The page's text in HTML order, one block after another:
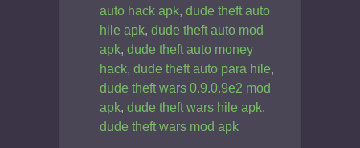
auto hack apk, dude theft auto
hile apk, dude theft auto mod
apk, dude theft auto money
hack, dude theft auto para hile,
dude theft wars 0.9.0.9e2 mod
apk, dude theft wars hile apk,
dude theft wars mod apk